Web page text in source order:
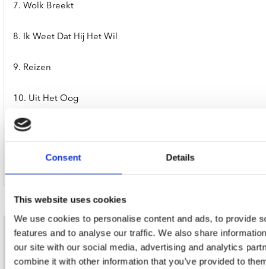
Consent Details
This website uses cookies
We use cookies to personalise content and ads, to provide
features and to analyse our traffic. We also share
our site with our social media, advertising and analytics
combine it with other information that you’ve provided to
7. Wolk Breekt
8. Ik Weet Dat Hij Het Wil
9. Reizen
10. Uit Het Oog
11. Vlug
12. Heimwee
nieuwsbrief